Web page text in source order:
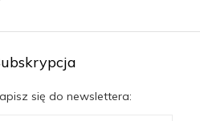
się do newslettera: